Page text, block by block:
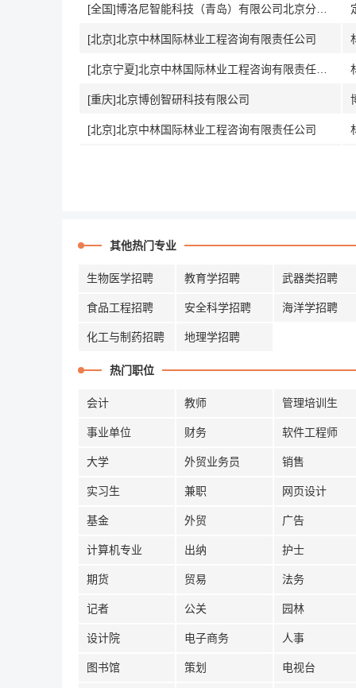
[北京]北京中林国际林业工程咨询有限责任公司
[重庆]北京博创智研科技有限公司
[北京]北京中林国际林业工程咨询有限责任公司
其他热门专业
生物医学招聘 教育学招聘 武器类招聘
食品工程招聘 安全科学招聘 海洋学招聘
化工与制药招聘 地理学招聘
热门职位
会计 教师 管理培训生
事业单位 财务 软件工程师
大学 外贸业务员 销售
实习生 兼职 网页设计
基金 外贸 广告
计算机专业 出纳 护士
期货 贸易 法务
记者 公关 园林
设计院 电子商务 人事
图书馆 策划 电视台